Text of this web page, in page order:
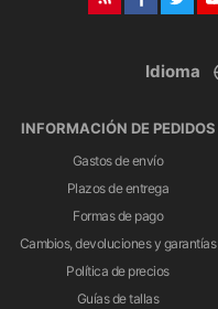
Idioma
INFORMACIÓN DE PEDIDOS
Gastos de envío
Plazos de entrega
Formas de pago
Cambios, devoluciones y garantías
Política de precios
Guías de tallas